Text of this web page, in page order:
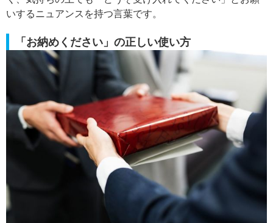
いするニュアンスを持つ言葉です。
「お納めください」の正しい使い方